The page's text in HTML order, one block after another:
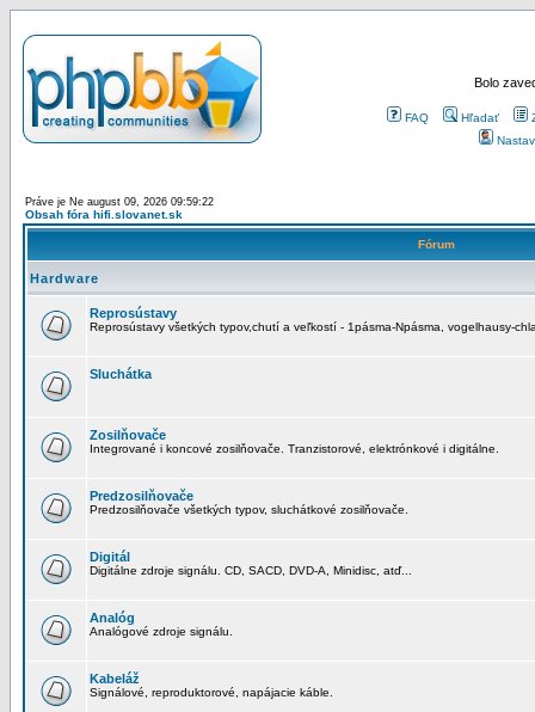
Bolo
FAQ Hľadať
Práve je Ne august 09, 2026 09:59:22
Obsah fóra hifi.slovanet.sk
Fórum
Hardware
Reprosústavy
Reprosústavy všetkých typov,chutí a veľkostí - 1pásma-Npásma, vogelhausy-
Sluchátka
Zosilňovače
Integrované i koncové zosilňovače. Tranzistorové, elektrónkové i digitálne.
Predzosilňovače
Predzosilňovače všetkých typov, sluchátkové zosilňovače.
Digitál
Digitálne zdroje signálu. CD, SACD, DVD-A, Minidisc, atď...
Analóg
Analógové zdroje signálu.
Kabeláž
Signálové, reproduktorové, napájacie káble.